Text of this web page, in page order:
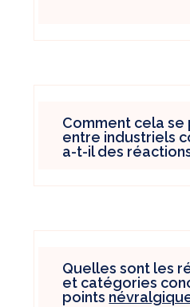
Comment cela se
entre industriels
a-t-il des
Quelles sont les
et catégories
points